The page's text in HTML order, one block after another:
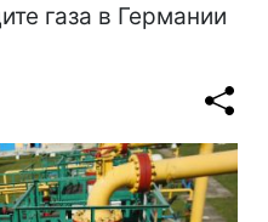
газа в Германии